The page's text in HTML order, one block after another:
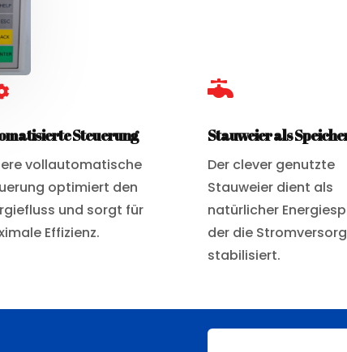
Steuerung
vollautomatische
optimiert den
und sorgt für
Effizienz.

Stauweier als
Der clever genutzte
Stauweier dient als
natürlicher
der die
stabilisiert.